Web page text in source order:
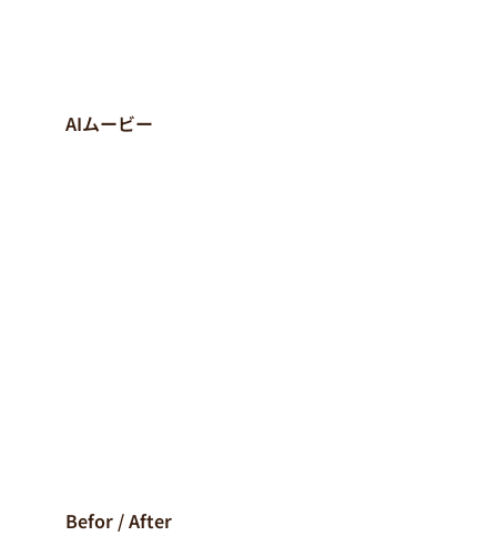
AIムービー
Befor / After